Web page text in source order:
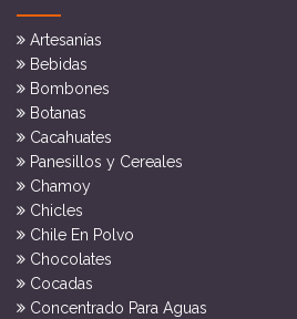
Artesanías
Bebidas
Bombones
Botanas
Cacahuates
Panesillos y Cereales
Chamoy
Chicles
Chile En Polvo
Chocolates
Cocadas
Concentrado Para Aguas